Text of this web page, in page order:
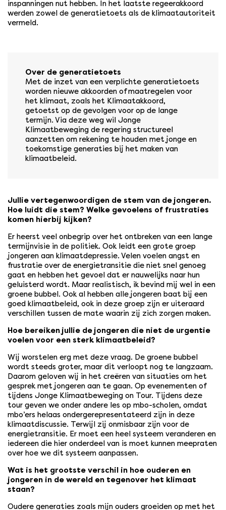
inspanningen nut hebben. In het laatste regeerakkoord
werden zowel de generatietoets als de klimaatautoriteit
vermeld.
Over de generatietoets
Met de inzet van een verplichte generatietoets
worden nieuwe akkoorden of maatregelen voor
het klimaat, zoals het Klimaatakkoord,
getoetst op de gevolgen voor op de lange
termijn. Via deze weg wil Jonge
Klimaatbeweging de regering structureel
aanzetten om rekening te houden met jonge en
toekomstige generaties bij het maken van
klimaatbeleid.
Jullie vertegenwoordigen de stem van de jongeren.
Hoe luidt die stem? Welke gevoelens of frustraties
komen hierbij kijken?
Er heerst veel onbegrip over het ontbreken van een lange
termijnvisie in de politiek. Ook leidt een grote groep
jongeren aan klimaatdepressie. Velen voelen angst en
frustratie over de energietransitie die niet snel genoeg
gaat en hebben het gevoel dat er nauwelijks naar hun
geluisterd wordt. Maar realistisch, ik bevind mij wel in een
groene bubbel. Ook al hebben alle jongeren baat bij een
goed klimaatbeleid, ook in deze groep zijn er uiteraard
verschillen tussen de mate waarin zij zich zorgen maken.
Hoe bereiken jullie de jongeren die niet de urgentie
voelen voor een sterk klimaatbeleid?
Wij worstelen erg met deze vraag. De groene bubbel
wordt steeds groter, maar dit verloopt nog te langzaam.
Daarom geloven wij in het creëren van situaties om het
gesprek met jongeren aan te gaan. Op evenementen of
tijdens Jonge Klimaatbeweging on Tour. Tijdens deze
tour geven we onder andere les op mbo-scholen, omdat
mbo’ers helaas ondergerepresentateerd zijn in deze
klimaatdiscussie. Terwijl zij onmisbaar zijn voor de
energietransitie. Er moet een heel systeem veranderen en
iedereen die hier onderdeel van is moet kunnen meepraten
over hoe we dit systeem aanpassen.
Wat is het grootste verschil in hoe ouderen en
jongeren in de wereld en tegenover het klimaat
staan?
Oudere generaties zoals mijn ouders groeiden op met het